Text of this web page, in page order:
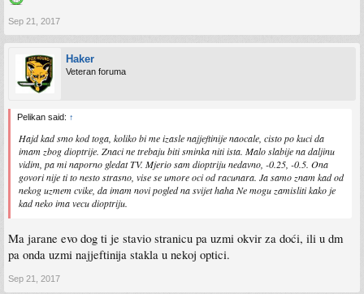
Sep 21, 2017
Haker
Veteran foruma
Pelikan said: ↑
Hajd kad smo kod toga, koliko bi me izasle najjeftinije naocale, cisto po kuci da
imam zbog dioptrije. Znaci ne trebaju biti sminka niti ista. Malo slabije na daljinu
vidim, pa mi naporno gledat TV. Mjerio sam dioptriju nedavno, -0.25, -0.5. Ona
govori nije ti to nesto strasno, vise se umore oci od racunara. Ja samo znam kad od
nekog uzmem cvike, da imam novi pogled na svijet haha Ne mogu zamisliti kako je
kad neko ima vecu dioptriju.
Ma jarane evo dog ti je stavio stranicu pa uzmi okvir za doći, ili u dm
pa onda uzmi najjeftinija stakla u nekoj optici.
Sep 21, 2017